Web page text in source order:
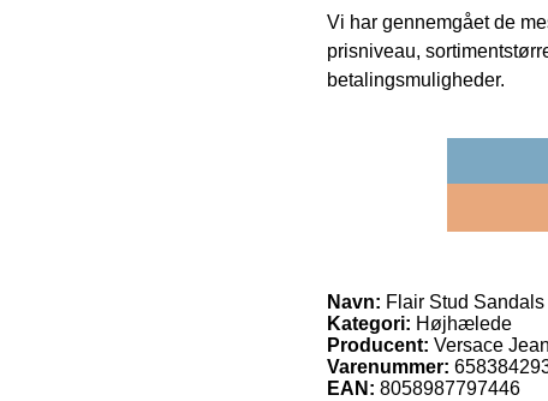
Vi har gennemgået de
prisniveau,
betalingsmuligheder.
Navn: Flair Stud Sandals
Kategori: Højhælede
Producent: Versace
Varenummer:
EAN: 8058987797446